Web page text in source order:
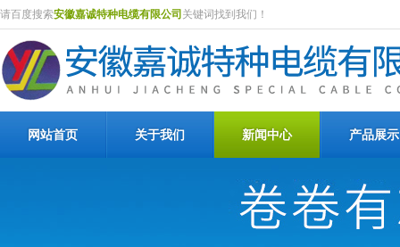
请百度搜索安徽嘉诚特种电缆有限公司 关键词找到我们！
网站首页 关于我们 新闻中心 产品展示